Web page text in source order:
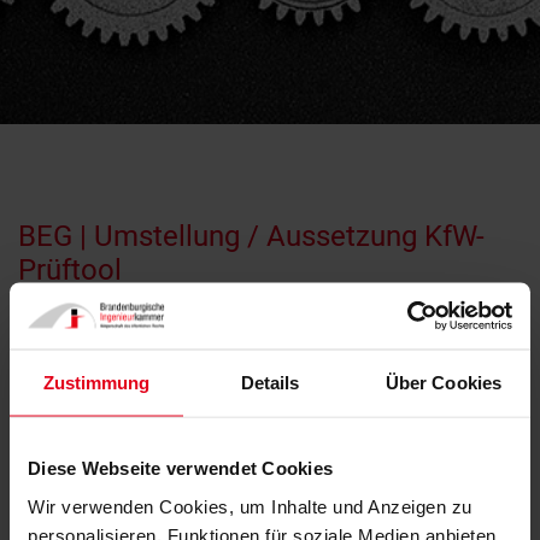
Zustimmung Details Über Cookies
Diese Webseite verwendet Cookies
Wir verwenden Cookies, um Inhalte und Anzeigen zu
personalisieren, Funktionen für soziale Medien anbieten
BEG | Umstellung / Aussetzung KfW-
Prüftool
06.12.2022